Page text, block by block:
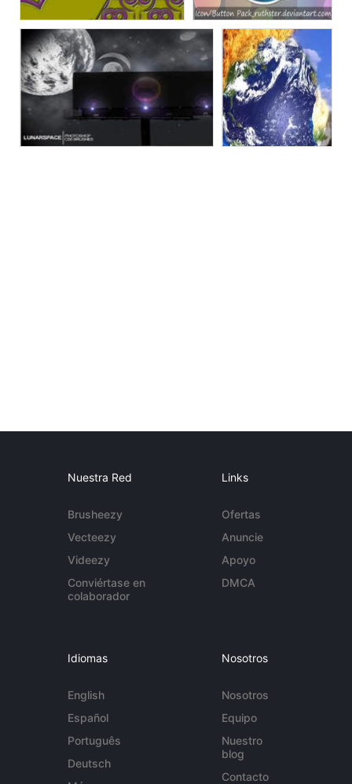
Nuestra Red
Brusheezy
Vecteezy
Videezy
Conviértase en
colaborador
Links
Ofertas
Anuncie
Apoyo
DMCA
Idiomas
English
Español
Português
Deutsch
Nosotros
Nosotros
Equipo
Nuestro
blog
Contacto